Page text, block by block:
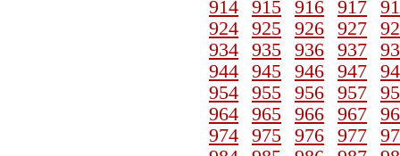
914
915 916 917
924
925 926 927
934
935 936 937
944
945 946 947
954
955 956 957
964
965 966 967
974
975 976 977